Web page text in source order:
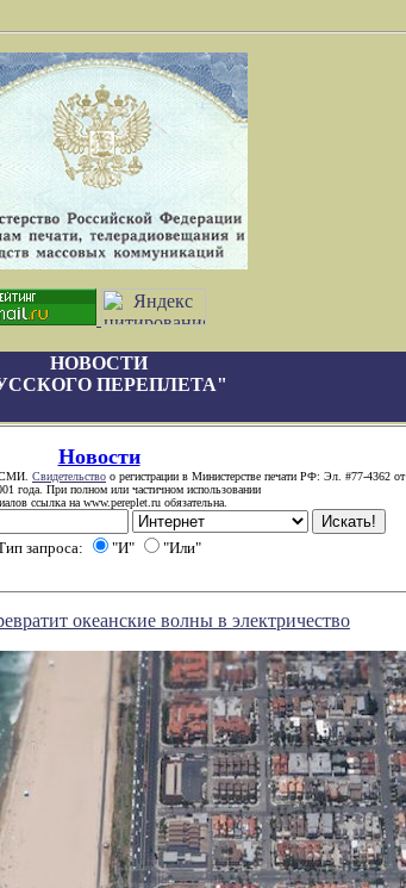
НОВОСТИ
ПЕРЕПЛЕТА"
Новости
СМИ. Свидетельство о регистрации в Министерстве печати РФ: Эл. #77-4362 от
года. При полном или частичном использовании
ссылка на www.pereplet.ru обязательна.
запроса: "И" "Или"
океанские волны в электричество